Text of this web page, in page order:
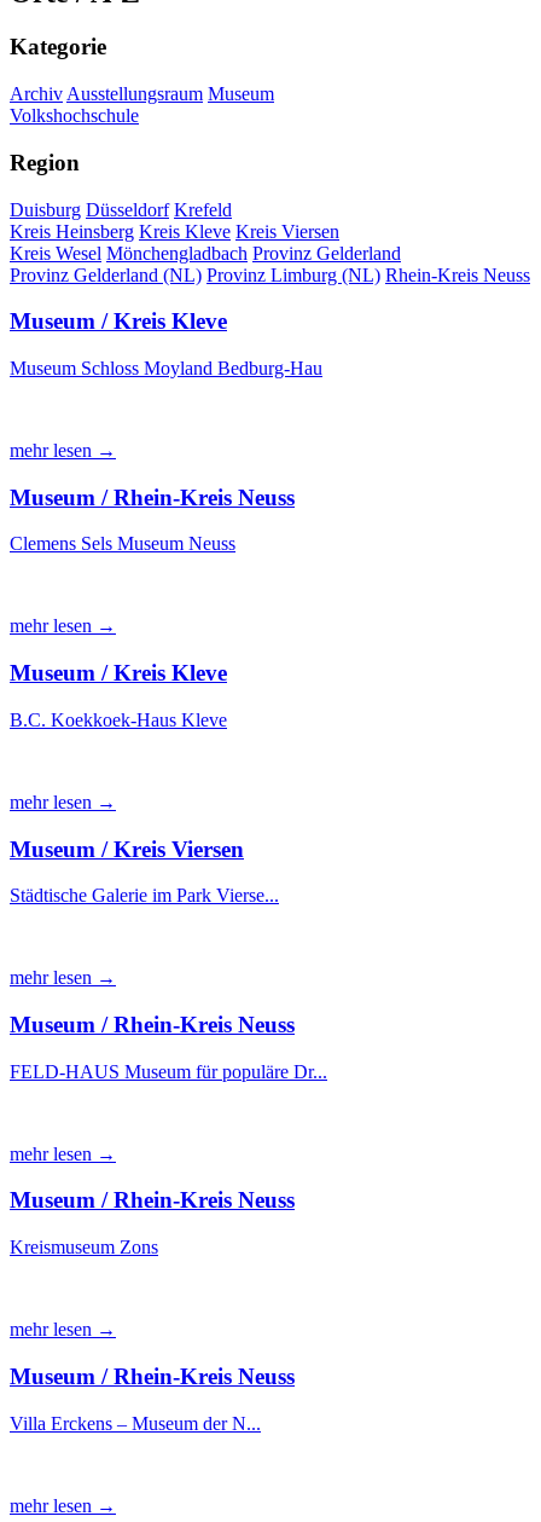
Kategorie
Archiv Ausstellungsraum Museum
Volkshochschule
Region
Duisburg Düsseldorf Krefeld
Kreis Heinsberg Kreis Kleve Kreis Viersen
Kreis Wesel Mönchengladbach Provinz Gelderland
Provinz Gelderland (NL) Provinz Limburg (NL) Rhein-Kreis Neuss
Museum / Kreis Kleve
Museum Schloss Moyland Bedburg-Hau
mehr lesen →
Museum / Rhein-Kreis Neuss
Clemens Sels Museum Neuss
mehr lesen →
Museum / Kreis Kleve
B.C. Koekkoek-Haus Kleve
mehr lesen →
Museum / Kreis Viersen
Städtische Galerie im Park Vierse...
mehr lesen →
Museum / Rhein-Kreis Neuss
FELD-HAUS Museum für populäre Dr...
mehr lesen →
Museum / Rhein-Kreis Neuss
Kreismuseum Zons
mehr lesen →
Museum / Rhein-Kreis Neuss
Villa Erckens – Museum der N...
mehr lesen →